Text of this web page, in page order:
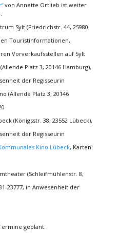
von Annette Ortlieb ist weiter
Sylt (Friedrichstr. 44, 25980
Touristinformationen,
Vorverkaufsstellen auf Sylt
Platz 3, 20146 Hamburg),
der Regisseurin
(Allende Platz 3, 20146
(Königsstr. 38, 23552 Lübeck),
der Regisseurin
Kino Lübeck, Karten:
(Schleifmühlenstr. 8,
23777, in Anwesenheit der
geplant.